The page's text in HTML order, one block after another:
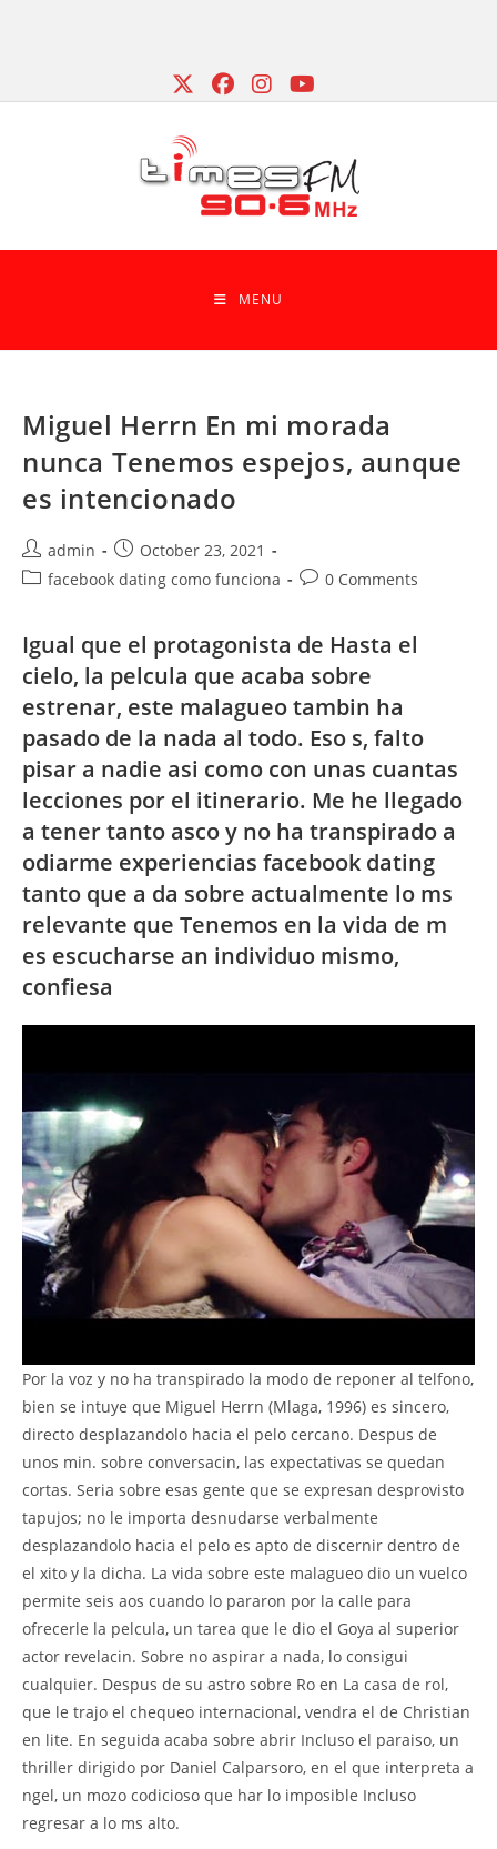
MENU
Miguel Herrn En mi morada
nunca Tenemos espejos, aunque
es intencionado
Post
author:
admin
Post
published:
October 23, 2021
Postfacebook dating como funciona
Post0 Comments
Igual que el protagonista de Hasta el
cielo, la pelcula que acaba sobre
estrenar, este malagueo tambin ha
pasado de la nada al todo. Eso s, falto
pisar a nadie asi como con unas cuantas
lecciones por el itinerario. Me he llegado
a tener tanto asco y no ha transpirado a
odiarme experiencias facebook dating
tanto que a da sobre actualmente lo ms
relevante que Tenemos en la vida de m
es escucharse an individuo mismo,
confiesa
Por la voz y no ha transpirado la modo de reponer al telfono,
bien se intuye que Miguel Herrn (Mlaga, 1996) es sincero,
directo desplazandolo hacia el pelo cercano. Despus de
unos min. sobre conversacin, las expectativas se quedan
cortas. Seria sobre esas gente que se expresan desprovisto
tapujos; no le importa desnudarse verbalmente
desplazandolo hacia el pelo es apto de discernir dentro de
el xito y la dicha. La vida sobre este malagueo dio un vuelco
permite seis aos cuando lo pararon por la calle para
ofrecerle la pelcula, un tarea que le dio el Goya al superior
actor revelacin. Sobre no aspirar a nada, lo consigui
cualquier. Despus de su astro sobre Ro en La casa de rol,
que le trajo el chequeo internacional, vendra el de Christian
en lite. En seguida acaba sobre abrir Incluso el paraiso, un
thriller dirigido por Daniel Calparsoro, en el que interpreta a
ngel, un mozo codicioso que har lo imposible Incluso
regresar a lo ms alto.